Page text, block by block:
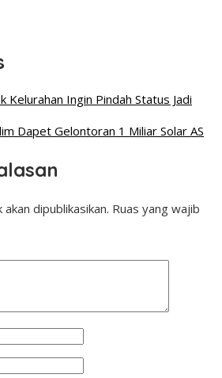
Kelurahan Ingin Pindah Status Jadi
Dapet Gelontoran 1 Miliar Solar AS
dipublikasikan. Ruas yang wajib